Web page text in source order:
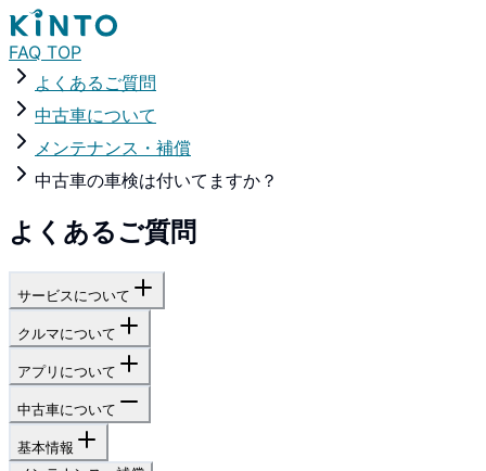
FAQ TOP
よくあるご質問
中古車について
メンテナンス・補償
中古車の車検は付いてますか？
よくあるご質問
サービスについて
クルマについて
アプリについて
中古車について
基本情報